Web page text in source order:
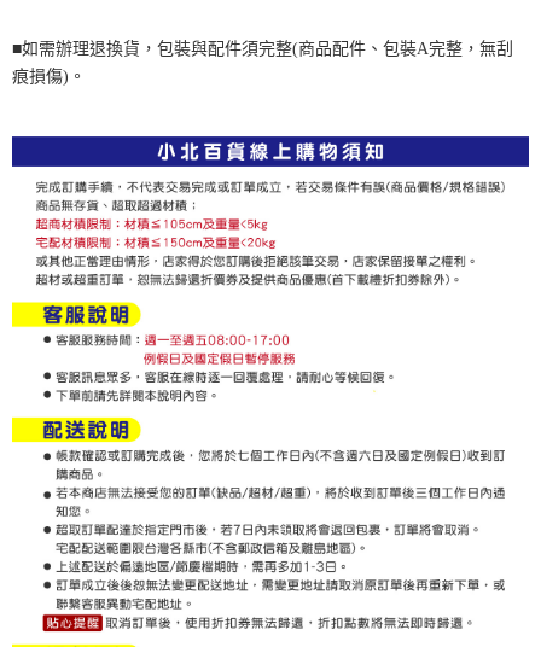
■如需辦理退換貨，包裝與配件須完整(商品配件、包裝A完整，無刮
痕損傷) 。